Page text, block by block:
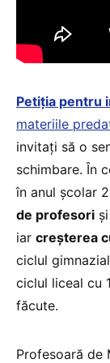
Petiția pentru
materiile
invitați să o
schimbare. În
în anul școlar
de profesori și
iar creșterea
ciclul
ciclul liceal cu
făcute.
Profesoară de